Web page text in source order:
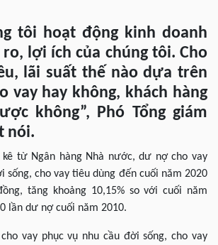
tôi hoạt động kinh doanh
lợi ích của chúng tôi. Cho
lãi suất thế nào dựa trên
vay hay không, khách hàng
không”, Phó Tổng giám
nói.
kê từ Ngân hàng Nhà nước, dư nợ cho vay
sống, cho vay tiêu dùng đến cuối năm 2020
tăng khoảng 10,15% so với cuối năm
lần dư nợ cuối năm 2010.
vay phục vụ nhu cầu đời sống, cho vay